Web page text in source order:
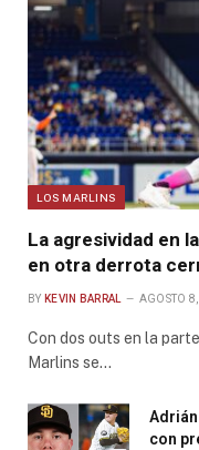
LOS MARLINS
La agresividad en
en otra derrota
BY KEVIN BARRAL AGOSTO
Con dos outs en la
Marlins se…
con